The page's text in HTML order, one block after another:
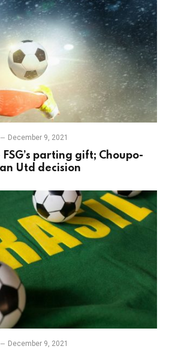
December 9, 2021
parting gift; Choupo-
Utd decision
December 9, 2021